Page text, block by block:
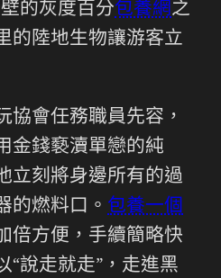
的灰度百分包養網之
的陸地生物讓游客立
協會任務職員先容，
金錢褻瀆單戀的純
立刻將身邊所有的過
的燃料口。 包養一個
倍方便，手續簡略快
“說走就走”，走進黑